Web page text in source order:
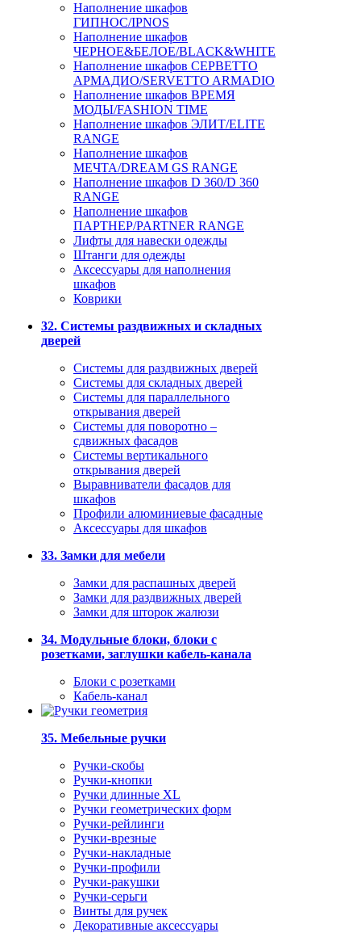
Наполнение шкафов
ГИПНОС/IPNOS
Наполнение шкафов
ЧЕРНОЕ&БЕЛОЕ/BLACK&WHITE
Наполнение шкафов СЕРВЕТТО
АРМАДИО/SERVETTO ARMADIO
Наполнение шкафов ВРЕМЯ
МОДЫ/FASHION TIME
Наполнение шкафов ЭЛИТ/ELITE
RANGE
Наполнение шкафов
МЕЧТА/DREAM GS RANGE
Наполнение шкафов D 360/D 360
RANGE
Наполнение шкафов
ПАРТНЕР/PARTNER RANGE
Лифты для навески одежды
Штанги для одежды
Аксессуары для наполнения
шкафов
Коврики
32. Системы раздвижных и складных
дверей
Системы для раздвижных дверей
Системы для складных дверей
Системы для параллельного
открывания дверей
Системы для поворотно –
сдвижных фасадов
Системы вертикального
открывания дверей
Выравниватели фасадов для
шкафов
Профили алюминиевые фасадные
Аксессуары для шкафов
33. Замки для мебели
Замки для распашных дверей
Замки для раздвижных дверей
Замки для шторок жалюзи
34. Модульные блоки, блоки с
розетками, заглушки кабель-канала
Блоки с розетками
Кабель-канал
35. Мебельные ручки
Ручки-скобы
Ручки-кнопки
Ручки длинные XL
Ручки геометрических форм
Ручки-рейлинги
Ручки-врезные
Ручки-накладные
Ручки-профили
Ручки-ракушки
Ручки-серьги
Винты для ручек
Декоративные аксессуары